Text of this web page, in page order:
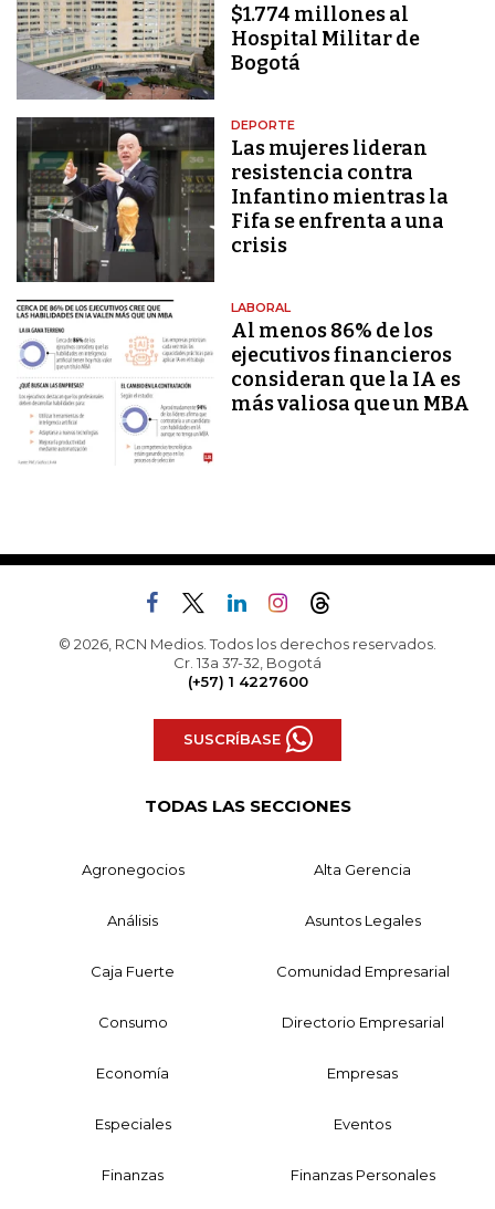
$1.774 millones al
Hospital Militar de
Bogotá
DEPORTE
Las mujeres lideran
resistencia contra
Infantino mientras la
Fifa se enfrenta a una
crisis
LABORAL
Al menos 86% de los
ejecutivos financieros
consideran que la IA es
más valiosa que un MBA
© 2026, RCN Medios. Todos los derechos reservados.
Cr. 13a 37-32, Bogotá
(+57) 1 4227600
SUSCRÍBASE
TODAS LAS SECCIONES
Agronegocios Alta Gerencia
Análisis Asuntos Legales
Caja Fuerte Comunidad Empresarial
Consumo Directorio Empresarial
Economía Empresas
Especiales Eventos
Finanzas Finanzas Personales